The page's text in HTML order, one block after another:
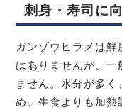
刺身・寿司に
ガンゾウヒラメは鮮
はありませんが、一
ません。水分が多
め、生食よりも加熱